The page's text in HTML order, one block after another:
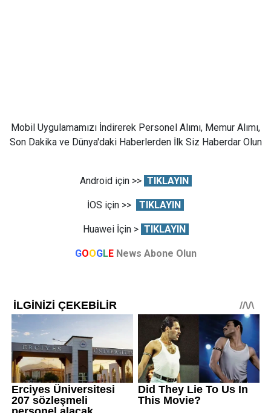
Mobil Uygulamamızı İndirerek Personel Alımı, Memur Alımı,
Son Dakika ve Dünya'daki Haberlerden İlk Siz Haberdar Olun
Android için >> TIKLAYIN
İOS için >> TIKLAYIN
Huawei İçin > TIKLAYIN
GOOGLE News Abone Olun